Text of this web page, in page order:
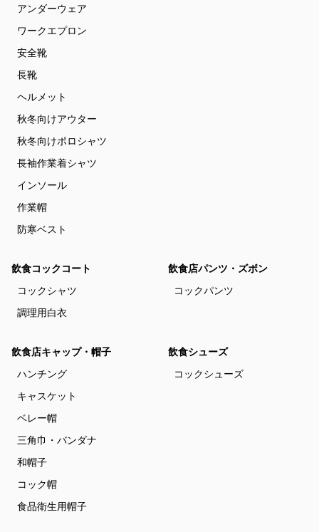
アンダーウェア
ワークエプロン
安全靴
長靴
ヘルメット
秋冬向けアウター
秋冬向けポロシャツ
長袖作業着シャツ
インソール
作業帽
防寒ベスト
飲食コックコート
コックシャツ
調理用白衣
飲食店パンツ・ズボン
コックパンツ
飲食店キャップ・帽子
ハンチング
キャスケット
ベレー帽
三角巾・バンダナ
和帽子
コック帽
食品衛生用帽子
飲食シューズ
コックシューズ